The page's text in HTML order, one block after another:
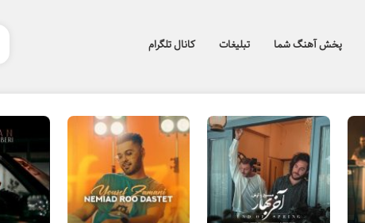
پخش آهنگ شما تبلیغات کانال تلگرام